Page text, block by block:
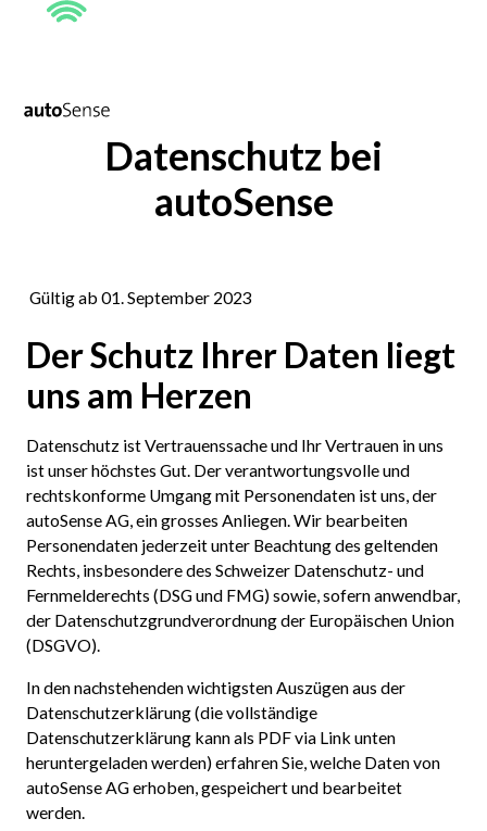
Datenschutz bei
autoSense
Gültig ab 01. September 2023
Der Schutz Ihrer Daten liegt
uns am Herzen
Datenschutz ist Vertrauenssache und Ihr Vertrauen in uns
ist unser höchstes Gut. Der verantwortungsvolle und
rechtskonforme Umgang mit Personendaten ist uns, der
autoSense AG, ein grosses Anliegen. Wir bearbeiten
Personendaten jederzeit unter Beachtung des geltenden
Rechts, insbesondere des Schweizer Datenschutz- und
Fernmelderechts (DSG und FMG) sowie, sofern anwendbar,
der Datenschutzgrundverordnung der Europäischen Union
(DSGVO).
In den nachstehenden wichtigsten Auszügen aus der
Datenschutzerklärung (die vollständige
Datenschutzerklärung kann als PDF via Link unten
heruntergeladen werden) erfahren Sie, welche Daten von
autoSense AG erhoben, gespeichert und bearbeitet
werden.